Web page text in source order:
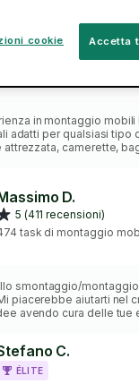
5 (584 recensioni)
in montaggio mobili
attrezzata, camerette,
a contattarmi,non ti
che mi conoscerai,la
unica
D.
5 (411 recensioni)
task di montaggio
smontaggio/
piacerebbe aiutarti nel
avendo cura delle tue
lavori.
C.
ÉLITE
Accetta
cookie